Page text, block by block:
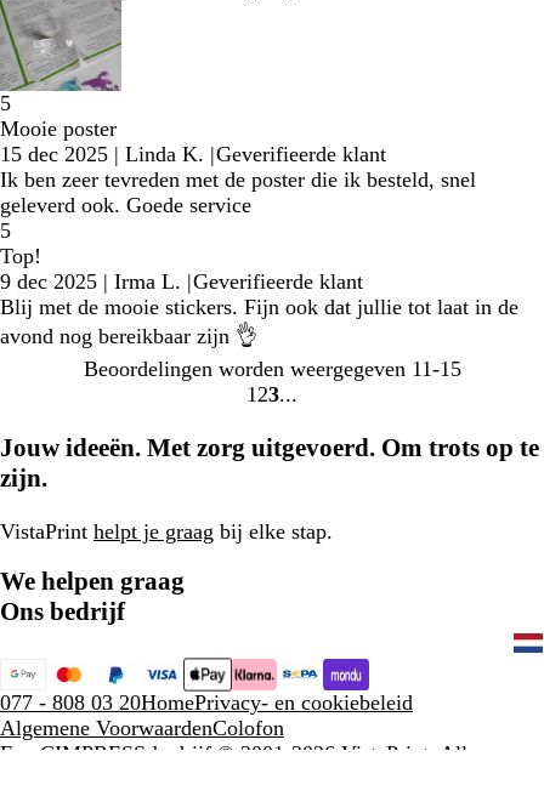
5
Mooie poster
15 dec 2025 | Linda K. |Geverifieerde klant
Ik ben zeer tevreden met de poster die ik besteld, snel
geleverd ook. Goede service
5
Top!
9 dec 2025 | Irma L. |Geverifieerde klant
Blij met de mooie stickers. Fijn ook dat jullie tot laat in de
avond nog bereikbaar zijn 👌
Beoordelingen worden weergegeven 11-15
Naar
1 Naar
2 Naar
3
Jouw ideeën. Met zorg uitgevoerd. Om trots op te
zijn.
VistaPrint helpt je graag bij elke stap.
We helpen graag
Ons bedrijf
077 - 808 03 20HomePrivacy- en cookiebeleid
Algemene VoorwaardenColofon
Een CIMPRESS-bedrijf © 2001-2026 VistaPrint. Alle